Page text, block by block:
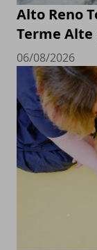
Alto Reno
Terme
06/08/2026